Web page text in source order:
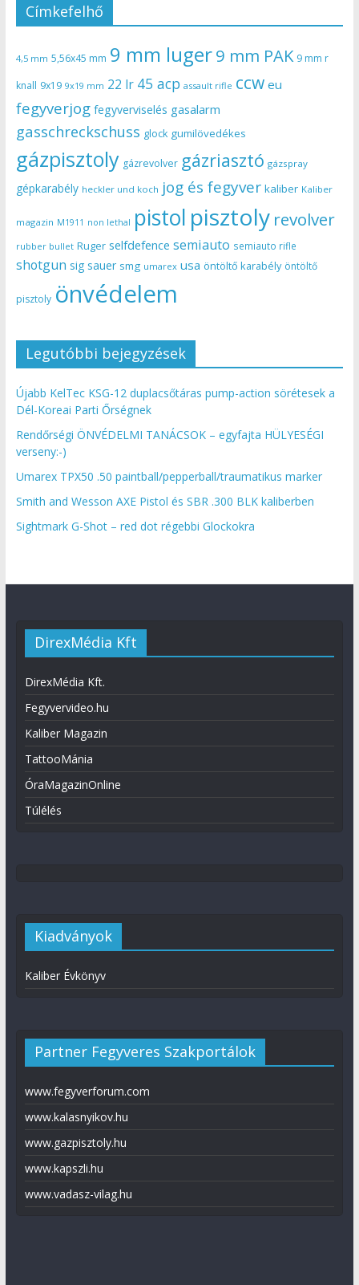
Címkefelhő
4,5 mm 5,56x45 mm 9 mm luger9 mm PAK 9 mm r
knall 9x19 9x19 mm 22 lr 45 acp assault rifle ccw eu
fegyverjog fegyverviselés gasalarm
gasschreckschuss glock gumilövedékes
gázpisztoly gázrevolver gázriasztó gázspray
gépkarabély heckler und koch jog és fegyver kaliber Kaliber
magazin M1911 non lethal pistol pisztoly revolver
rubber bullet Ruger selfdefence semiauto semiauto rifle
shotgun sig sauer smg umarex usa öntöltő karabély öntöltő
pisztoly önvédelem
Legutóbbi bejegyzések
Újabb KelTec KSG-12 duplacsőtáras pump-action sörétesek a
Dél-Koreai Parti Őrségnek
Rendőrségi ÖNVÉDELMI TANÁCSOK – egyfajta HÜLYESÉGI
verseny:-)
Umarex TPX50 .50 paintball/pepperball/traumatikus marker
Smith and Wesson AXE Pistol és SBR .300 BLK kaliberben
Sightmark G-Shot – red dot régebbi Glockokra
DirexMédia Kft
DirexMédia Kft.
Fegyvervideo.hu
Kaliber Magazin
TattooMánia
ÓraMagazinOnline
Túlélés
Kiadványok
Kaliber Évkönyv
Partner Fegyveres Szakportálok
www.fegyverforum.com
www.kalasnyikov.hu
www.gazpisztoly.hu
www.kapszli.hu
www.vadasz-vilag.hu